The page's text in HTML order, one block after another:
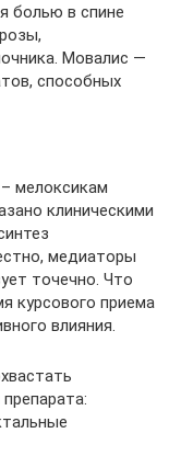
болью в спине
Мовалис —
способных
мелоксикам
клиническими
медиаторы
точечно. Что
курсового приема
влияния.